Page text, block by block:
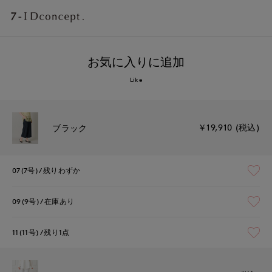
お気に入りに追加
Like
ブラック ￥19,910 (税込)
07(7号) 残りわずか
09(9号) 在庫あり
11(11号) 残り1点